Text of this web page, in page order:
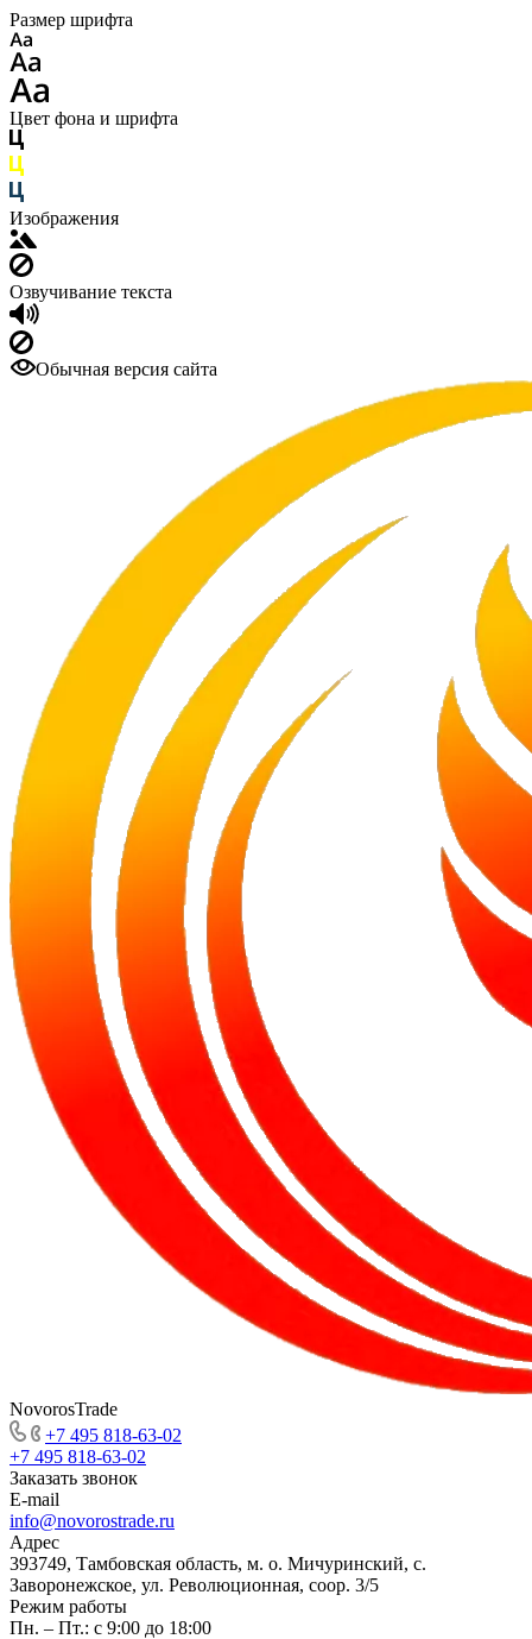
Размер шрифта
Цвет фона и шрифта
Изображения
Озвучивание текста
Обычная версия сайта
NovorosTrade
+7 495 818-63-02
+7 495 818-63-02
Заказать звонок
E-mail
info@novorostrade.ru
Адрес
393749, Тамбовская область, м. о. Мичуринский, с.
Заворонежское, ул. Революционная, соор. 3/5
Режим работы
Пн. – Пт.: с 9:00 до 18:00